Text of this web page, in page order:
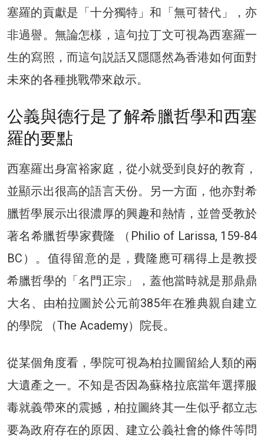
塞羅的貢獻是「十分獨特」和「無可替代」，亦
非過譽。無論怎樣，這句拉丁文可視為西塞羅一
生的寫照，而這句説話又隱隱然為香港如何面對
未來的各種挑戰帶來啟示。
公義與德行是了解希臘哲學和西塞
羅的要點
西塞羅出身富裕家庭，從小就受到良好的教育，
並顯示出很高的語言天份。另一方面，他亦對希
臘哲學展示出很濃厚的興趣和熱情，並曾受教於
著名希臘哲學家費隆 （Philio of Larissa, 159-84
BC）。值得留意的是，費隆應可稱得上是教授
希臘哲學的「名門正宗」，蓋他當時就是那鼎鼎
大名、由柏拉圖於公元前385年在雅典親自建立
的學院 （The Academy）院長。
從某個角度看，學院可視為柏拉圖留給人類的兩
大遺產之一。不知是否因為蘇格拉底當年選擇服
毒就義帶來的震撼，柏拉圖終其一生似乎都立志
要為政府存在的原因、建立公義社會的條件等問